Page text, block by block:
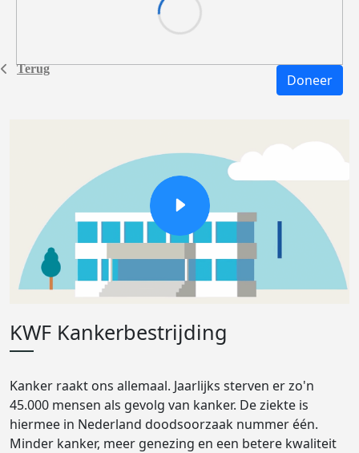
Terug
Doneer
KWF Kankerbestrijding
Kanker raakt ons allemaal. Jaarlijks sterven er zo'n
45.000 mensen als gevolg van kanker. De ziekte is
hiermee in Nederland doodsoorzaak nummer één.
Minder kanker, meer genezing en een betere kwaliteit